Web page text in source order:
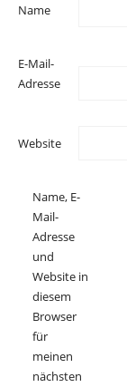
Name
E-Mail-
Adresse
Website
Name, E-
Mail-
Adresse
und
Website in
diesem
Browser
für
meinen
nächsten